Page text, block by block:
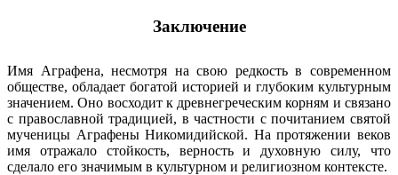
Заключение
Имя Аграфена, несмотря на свою редкость в современном
обществе, обладает богатой историей и глубоким культурным
значением. Оно восходит к древнегреческим корням и связано
с православной традицией, в частности с почитанием святой
мученицы Аграфены Никомидийской. На протяжении веков
имя отражало стойкость, верность и духовную силу, что
сделало его значимым в культурном и религиозном контексте.